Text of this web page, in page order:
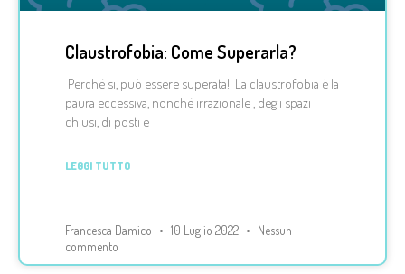
Claustrofobia: Come Superarla?
Perché si, può essere superata! La claustrofobia è la
paura eccessiva, nonché irrazionale , degli spazi
chiusi, di posti e
LEGGI TUTTO
Francesca Damico 10 Luglio 2022
Nessun
commento